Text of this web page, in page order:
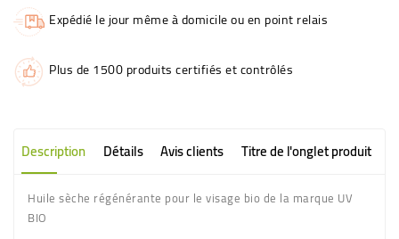
Expédié le jour même à domicile ou en point relais
Plus de 1500 produits certifiés et contrôlés
Description Détails Avis clients Titre de l'onglet produit
Huile sèche régénérante pour le visage bio de la marque UV
BIO